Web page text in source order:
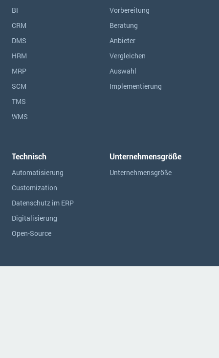
BI
CRM
DMS
HRM
MRP
SCM
TMS
WMS
Vorbereitung
Beratung
Anbieter
Vergleichen
Auswahl
Implementierung
Technisch
Automatisierung
Customization
Datenschutz im ERP
Digitalisierung
Open-Source
Unternehmensgröße
Unternehmensgröße